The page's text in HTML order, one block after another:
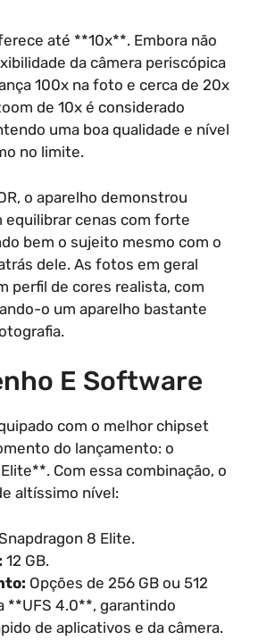
até **10x**. Embora não
da câmera periscópica
100x na foto e cerca de 20x
de 10x é considerado
uma boa qualidade e nível
no limite.
o aparelho demonstrou
equilibrar cenas com forte
bem o sujeito mesmo com o
dele. As fotos em geral
perfil de cores realista, com
o um aparelho bastante
E Software
com o melhor chipset
do lançamento: o
Com essa combinação, o
altíssimo nível:
8 Elite.
12 GB.
Opções de 256 GB ou 512
**UFS 4.0**, garantindo
de aplicativos e da câmera.